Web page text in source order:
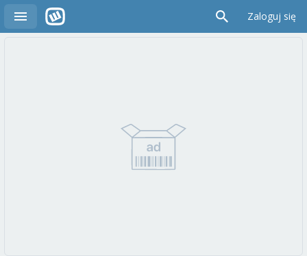
Zaloguj się